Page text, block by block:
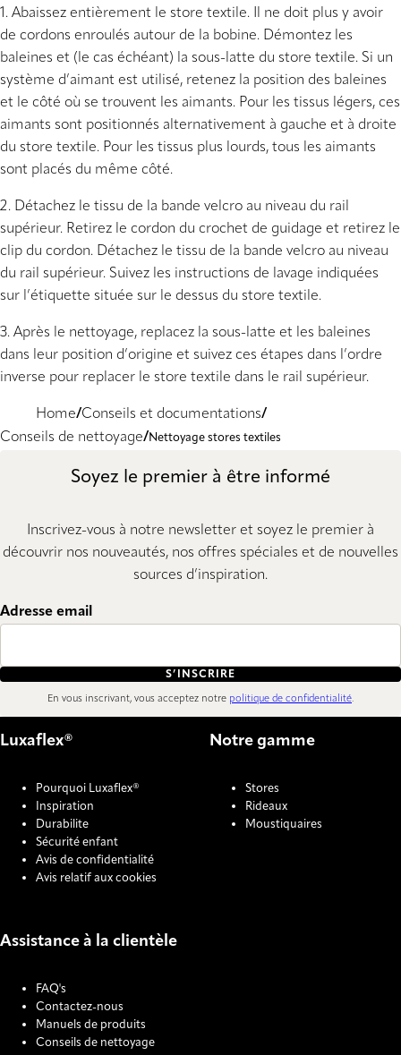
1. Abaissez entièrement le store textile. Il ne doit plus y avoir
de cordons enroulés autour de la bobine. Démontez les
baleines et (le cas échéant) la sous-latte du store textile. Si un
système d’aimant est utilisé, retenez la position des baleines
et le côté où se trouvent les aimants. Pour les tissus légers, ces
aimants sont positionnés alternativement à gauche et à droite
du store textile. Pour les tissus plus lourds, tous les aimants
sont placés du même côté.
2. Détachez le tissu de la bande velcro au niveau du rail
supérieur. Retirez le cordon du crochet de guidage et retirez le
clip du cordon. Détachez le tissu de la bande velcro au niveau
du rail supérieur. Suivez les instructions de lavage indiquées
sur l’étiquette située sur le dessus du store textile.
3. Après le nettoyage, replacez la sous-latte et les baleines
dans leur position d’origine et suivez ces étapes dans l’ordre
inverse pour replacer le store textile dans le rail supérieur.
Home Conseils et documentations
Conseils de nettoyage
Nettoyage stores textiles
Soyez le premier à être informé
Inscrivez-vous à notre newsletter et soyez le premier à
découvrir nos nouveautés, nos offres spéciales et de nouvelles
sources d’inspiration.
Adresse email
S’INSCRIRE
En vous inscrivant, vous acceptez notre politique de confidentialité.
Luxaflex®
Pourquoi Luxaflex®
Inspiration
Durabilite
Sécurité enfant
Avis de confidentialité
Avis relatif aux cookies
Notre gamme
Stores
Rideaux
Moustiquaires
Assistance à la clientèle
FAQ's
Contactez-nous
Manuels de produits
Conseils de nettoyage